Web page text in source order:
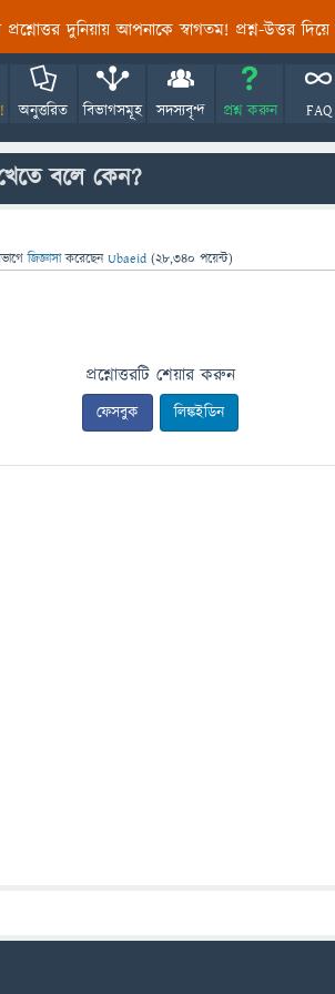
প্রশ্নোত্তর দুনিয়ায় আপনাকে স্বাগতম! প্রশ্ন-উত্তর
অনুত্তরিত বিভাগসমূহ সদস্যবৃন্দ প্রশ্ন করুন FAQ
বলে কেন?
জিজ্ঞাসাকরেছেনUbaeid (28,340 পয়েন্ট)
প্রশ্নোত্তরটি শেয়ার করুন
ফেসবুক লিঙ্কইডিন